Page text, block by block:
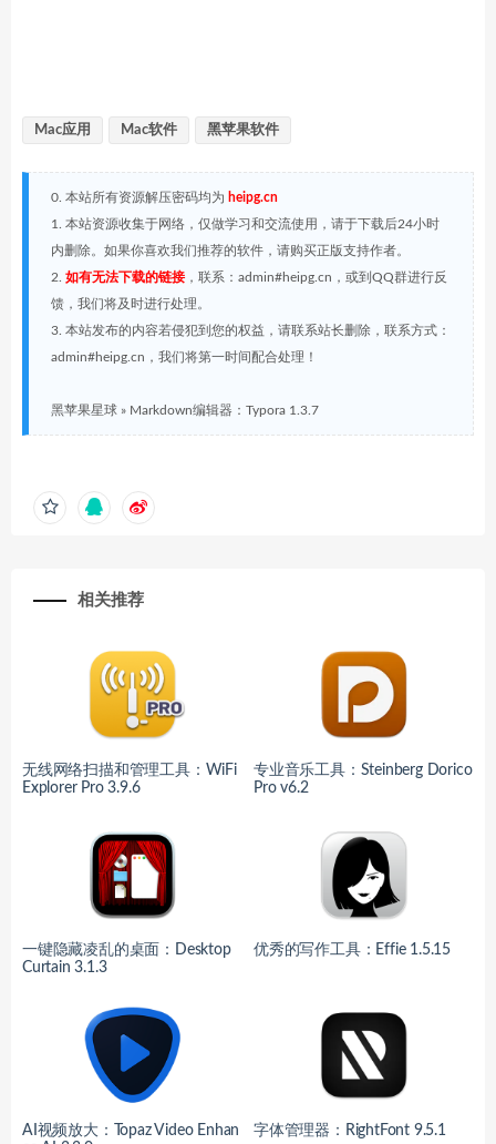
Mac应用 Mac软件 黑苹果软件
0. 本站所有资源解压密码均为 heipg.cn
1. 本站资源收集于网络，仅做学习和交流使用，请于下载后24小时
内删除。如果你喜欢我们推荐的软件，请购买正版支持作者。
2. 如有无法下载的链接，联系：admin#heipg.cn，或到QQ群进行反
馈，我们将及时进行处理。
3. 本站发布的内容若侵犯到您的权益，请联系站长删除，联系方式：
admin#heipg.cn，我们将第一时间配合处理！
黑苹果星球 » Markdown编辑器：Typora 1.3.7
相关推荐
无线网络扫描和管理工具：WiFi
Explorer Pro 3.9.6
专业音乐工具：Steinberg Dorico
Pro v6.2
一键隐藏凌乱的桌面：Desktop
Curtain 3.1.3
优秀的写作工具：Effie 1.5.15
AI视频放大：Topaz Video Enhan
字体管理器：RightFont 9.5.1